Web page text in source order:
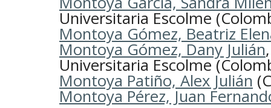
Universitaria Escolme
Montoya Gómez, Beatriz
Montoya Gómez, Dany Julián
Universitaria Escolme
Montoya Patiño, Alex Julián
Montoya Pérez, Juan